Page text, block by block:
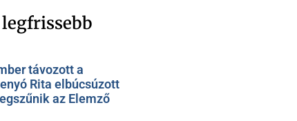
távozott a
Rita elbúcsúzott
az Elemző